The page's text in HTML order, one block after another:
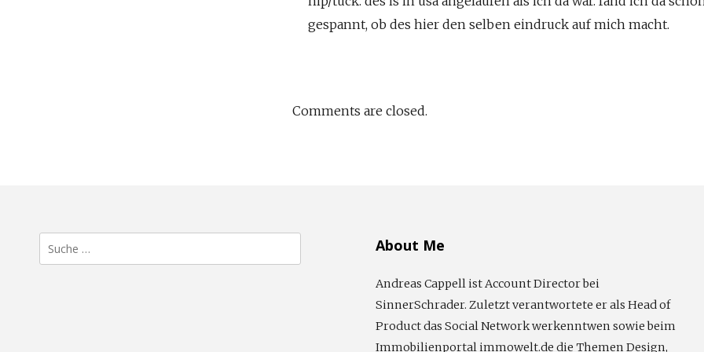
gespannt, ob des hier den selben eindruck auf mich macht.
Comments are closed.
Suche
nach:
About Me
Andreas Cappell ist Account Director bei
SinnerSchrader. Zuletzt verantwortete er als Head of
Product das Social Network werkenntwen sowie beim
Immobilienportal immowelt.de die Themen Design,